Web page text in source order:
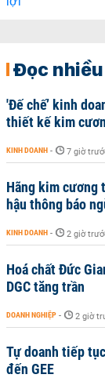
Đọc
'Đế chế’ kinh
thiết kế kim
KINH DOANH - 7 giờ
Hãng kim cương
hậu thông báo
KINH DOANH - 2 giờ
Hoá chất Đức
DGC tăng trần
DOANH NGHIỆP - 2 giờ
Tự doanh tiếp
đến GEE